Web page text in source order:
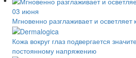
03 июня
Мгновенно разглаживает и осветляет
Кожа вокруг глаз подвергается
постоянному напряжению